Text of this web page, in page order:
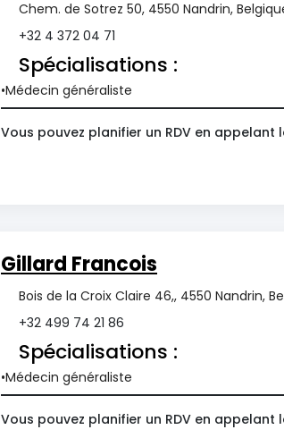
Chem. de Sotrez 50, 4550 Nandrin,
+32 4 372 04 71
Spécialisations :
Médecin généraliste
Vous pouvez planifier un RDV en appelant
Gillard Francois
Bois de la Croix Claire 46,, 4550 Nandrin,
+32 499 74 21 86
Spécialisations :
Médecin généraliste
Vous pouvez planifier un RDV en appelant